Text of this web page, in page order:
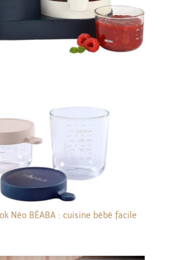
Néo BÉABA : cuisine bébé facile